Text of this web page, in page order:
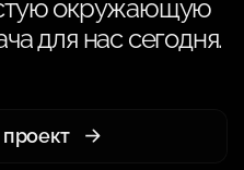
окружающую
для нас сегодня.